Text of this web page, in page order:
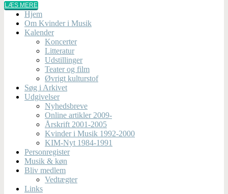
LÆS MERE
Hjem
Om Kvinder i Musik
Kalender
Koncerter
Litteratur
Udstillinger
Teater og film
Øvrigt kulturstof
Søg i Arkivet
Udgivelser
Nyhedsbreve
Online artikler 2009-
Årskrift 2001-2005
Kvinder i Musik 1992-2000
KIM-Nyt 1984-1991
Personregister
Musik & køn
Bliv medlem
Vedtægter
Links